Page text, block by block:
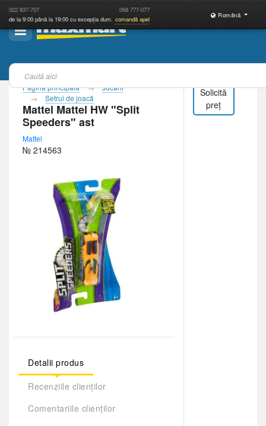
022 837-707 068 777-077
de la 9:00 până la 19:00 cu excepția dum. comandă apel
Română
Pagina principală
Jucării
Setrui de joacă
Mattel Mattel HW "Split
Speeders" ast
Mattel
№ 214563
Detalii produs
Recenziile clienților
Comentariile clienților
Solicită
preț